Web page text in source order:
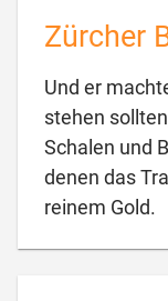
Zürcher
Und er
stehen
Schalen und
denen das
reinem Gold.